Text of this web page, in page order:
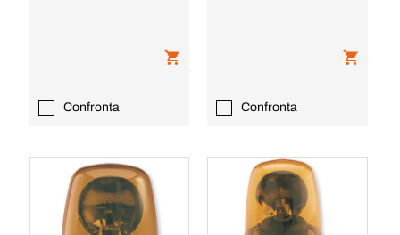
Confronta Confronta